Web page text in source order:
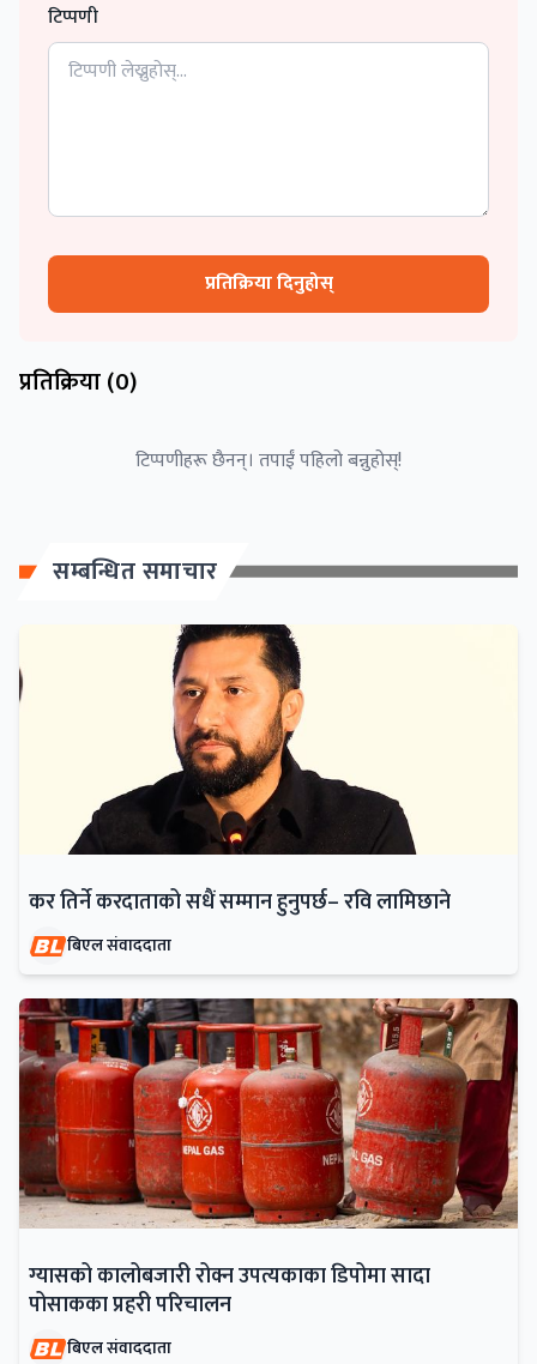
टिप्पणी
प्रतिक्रिया दिनुहोस्
प्रतिक्रिया (0)
टिप्पणीहरू छैनन्। तपाईं पहिलो बन्नुहोस्!
सम्बन्धित समाचार
कर तिर्ने करदाताको सधैं सम्मान हुनुपर्छ– रवि लामिछाने
बिएल संवाददाता
ग्यासको कालोबजारी रोक्न उपत्यकाका डिपोमा सादा
पोसाकका प्रहरी परिचालन
बिएल संवाददाता